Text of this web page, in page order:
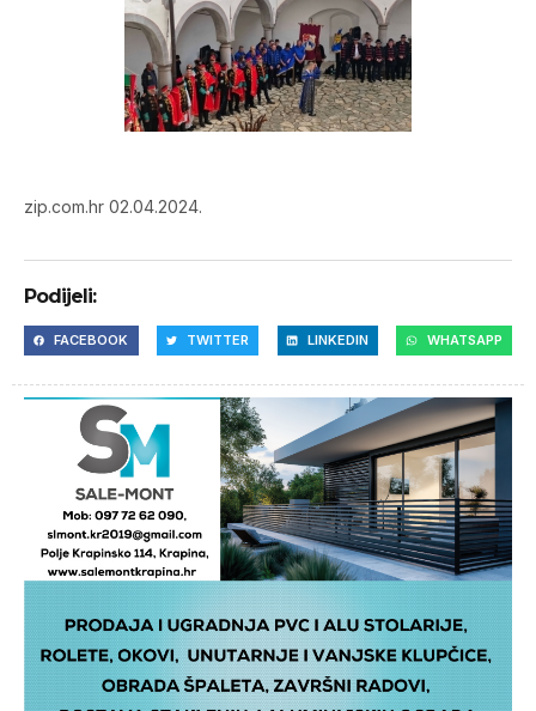
zip.com.hr 02.04.2024.
Podijeli:
FACEBOOK TWITTER LINKEDIN WHATSAPP